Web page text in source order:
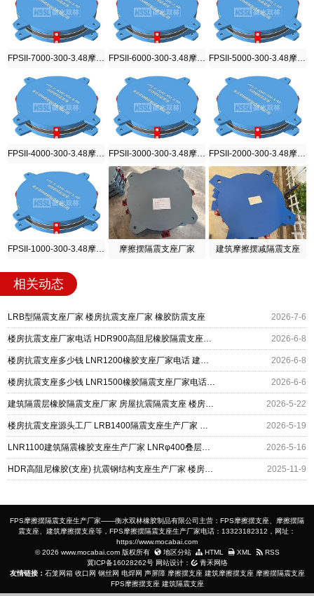
FPSII-6000-300-3.48摩擦摆隔震支座
FPSII-3000-300-3.48摩擦摆隔震支座
摩擦摆隔震支座厂家 建筑摩擦摆减隔震支座
相关动态
LRB型隔震支座厂家 楼房抗震支座厂家 橡胶防震支座 2026-7-6
楼房抗震支座厂家电话 HDR900高阻尼橡胶隔震支座多少钱 高阻尼橡胶隔震支座HDR源头工厂 2026-6-8
楼房抗震支座多少钱 LNR1200橡胶支座厂家电话 建筑成品隔震支座厂家 2026-6-8
楼房抗震支座多少钱 LNR1500橡胶隔震支座厂家电话 建筑隔震支座LRB500源头工厂 2026-6-6
建筑隔震层橡胶隔震支座厂家 房屋抗震隔震支座 楼房抗震支座多少钱 2026-5-22
楼房抗震支座源头工厂 LRB1400隔震支座生产厂家 建筑工程支座 2026-5-19
LNR1100建筑隔震橡胶支座生产厂家 LNRφ400叠层橡胶隔震支座生产厂家 楼房抗震支座生产厂家 2026-5-16
HDR高阻尼橡胶(支座) 抗震钢结构支座生产厂家 楼房抗震支座厂家电话 2025-11-9
FPS摩擦摆隔震支座生产厂家——衡水双林橡胶制品有限公司主营：FPS摩擦摆支座、摩擦摆隔
震支座、建筑摩擦摆支座等，FPS摩擦摆隔震支座生产厂家电话：13323182312，网址：
https://www.mocabai.com
© 2026 www.mocabai.com 版权所有
地区分站 HTML XML
RSS
冀ICP备16028262号网站设计：
青禾网络
友情链接： 石笼网箱 收口网 钢丝网 电焊网 声屏障 摩擦摆支座 建筑摩擦摆支座 摩擦摆隔震支座
FPS摩擦摆支座 建筑隔震支座